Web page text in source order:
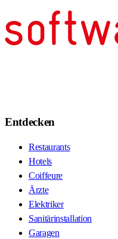
Entdecken
Restaurants
Hotels
Coiffeure
Ärzte
Elektriker
Sanitärinstallation
Garagen